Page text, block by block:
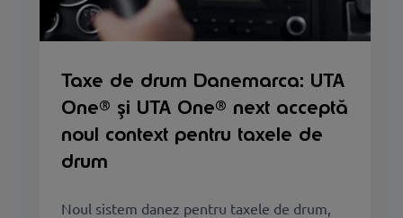
Taxe de drum Danemarca: UTA
One® și UTA One® next acceptă
noul context pentru taxele de
drum
Noul sistem danez pentru taxele de drum,